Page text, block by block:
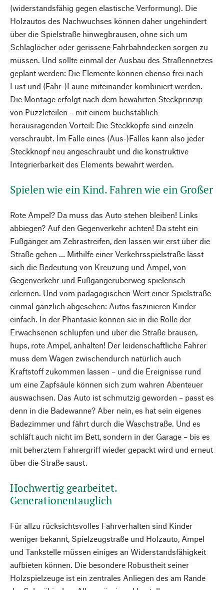
(widerstandsfähig gegen elastische Verformung). Die
Holzautos des Nachwuchses können daher ungehindert
über die Spielstraße hinwegbrausen, ohne sich um
Schlaglöcher oder gerissene Fahrbahndecken sorgen zu
müssen. Und sollte einmal der Ausbau des Straßennetzes
geplant werden: Die Elemente können ebenso frei nach
Lust und (Fahr-)Laune miteinander kombiniert werden.
Die Montage erfolgt nach dem bewährten Steckprinzip
von Puzzleteilen – mit einem buchstäblich
herausragenden Vorteil: Die Steckköpfe sind einzeln
verschraubt. Im Falle eines (Aus-)Falles kann also jeder
Steckknopf neu angeschraubt und die konstruktive
Integrierbarkeit des Elements bewahrt werden.
Spielen wie ein Kind. Fahren wie ein Großer
Rote Ampel? Da muss das Auto stehen bleiben! Links
abbiegen? Auf den Gegenverkehr achten! Da steht ein
Fußgänger am Zebrastreifen, den lassen wir erst über die
Straße gehen … Mithilfe einer Verkehrsspielstraße lässt
sich die Bedeutung von Kreuzung und Ampel, von
Gegenverkehr und Fußgängerüberweg spielerisch
erlernen. Und vom pädagogischen Wert einer Spielstraße
einmal gänzlich abgesehen: Autos faszinieren Kinder
einfach. In der Phantasie können sie in die Rolle der
Erwachsenen schlüpfen und über die Straße brausen,
hups, rote Ampel, anhalten! Der leidenschaftliche Fahrer
muss dem Wagen zwischendurch natürlich auch
Kraftstoff zukommen lassen – und die Ereignisse rund
um eine Zapfsäule können sich zum wahren Abenteuer
auswachsen. Das Auto ist schmutzig geworden – passt es
denn in die Badewanne? Aber nein, es hat sein eigenes
Badezimmer und fährt durch die Waschstraße. Und es
schläft auch nicht im Bett, sondern in der Garage – bis es
mit beherztem Fahrergriff wieder gepackt wird und erneut
über die Straße saust.
Hochwertig gearbeitet.
Generationentauglich
Für allzu rücksichtsvolles Fahrverhalten sind Kinder
weniger bekannt, Spielzeugstraße und Holzauto, Ampel
und Tankstelle müssen einiges an Widerstandsfähigkeit
aufbieten können. Die besondere Robustheit seiner
Holzspielzeuge ist ein zentrales Anliegen des am Rande